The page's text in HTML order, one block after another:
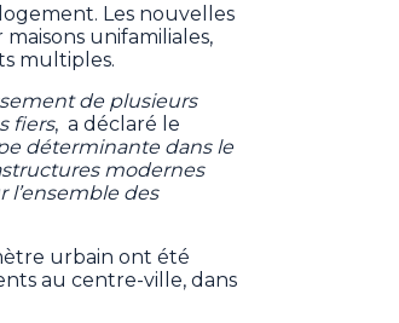
Les nouvelles
unifamiliales,
multiples.
de plusieurs
fiers, a déclaré le
déterminante dans le
modernes
l’ensemble des
urbain ont été
au centre-ville, dans